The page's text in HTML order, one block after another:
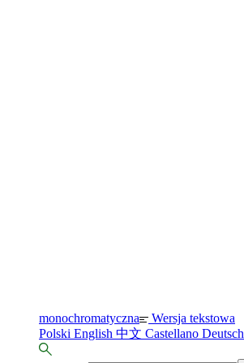
monochromatyczna Wersja tekstowa
Polski English 中文 Castellano Deutsch